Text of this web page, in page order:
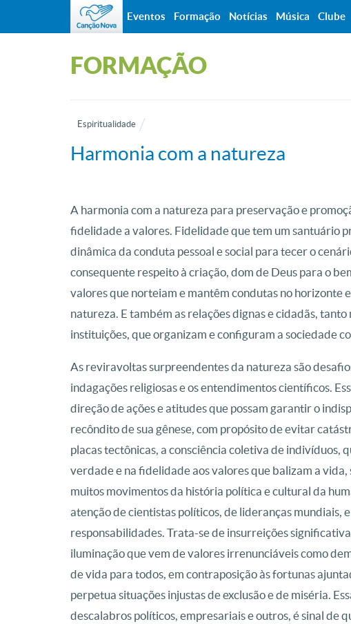
FORMAÇÃO
Espiritualidade
Harmonia com a natureza
A harmonia com a natureza para preservação e
fidelidade a valores. Fidelidade que tem um santuário
dinâmica da conduta pessoal e social para tecer o
consequente respeito à criação, dom de Deus para o
valores que norteiam e mantêm condutas no horizonte
natureza. E também as relações dignas e cidadãs,
instituições, que organizam e configuram a sociedade
As reviravoltas surpreendentes da natureza são
indagações religiosas e os entendimentos científicos.
direção de ações e atitudes que possam garantir o
recôndito de sua gênese, com propósito de evitar
placas tectônicas, a consciência coletiva de indivíduos,
verdade e na fidelidade aos valores que balizam a
muitos movimentos da história política e cultural da
atenção de cientistas políticos, de lideranças mundiais,
responsabilidades. Trata-se de insurreições
iluminação que vem de valores irrenunciáveis como
de vida para todos, em contraposição às fortunas
perpetua situações injustas de exclusão e de miséria.
descalabros políticos, empresariais e outros, é sinal de
Eventos Formação Notícias Música Clube